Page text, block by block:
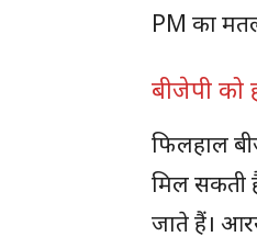
PM का
बीजेपी को
फिलहाल
मिल सकती
जाते हैं।